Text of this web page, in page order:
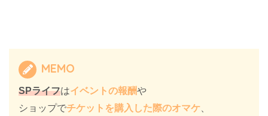
MEMO
SPライフはイベントの報酬や
ショップでチケットを購入した際のオマケ